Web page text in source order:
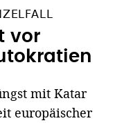
vor
mit Katar
europäischer